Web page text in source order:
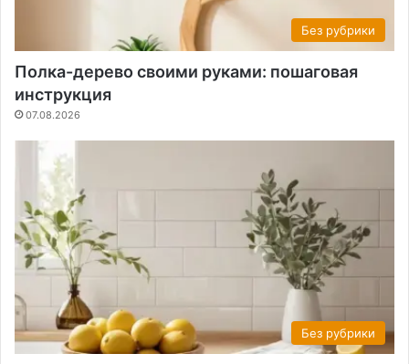
Без рубрики
Полка-дерево своими руками: пошаговая
инструкция
07.08.2026
Без рубрики